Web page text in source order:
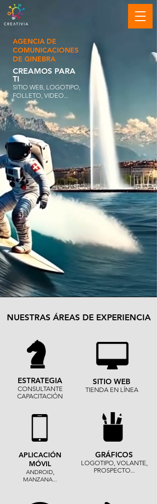
AGENCIA DE
COMUNICACIONES
DE GINEBRA
CREAMOS PARA
TI
SITIO WEB, LOGOTIPO,
FOLLETO, VIDEO...
NUESTRAS ÁREAS DE EXPERIENCIA
ESTRATEGIA
CONSULTANTE
CAPACITACIÓN
SITIO WEB
TIENDA EN LÍNEA
APLICACIÓN
MÓVIL
ANDROID,
MANZANA...
GRÁFICOS
LOGOTIPO, VOLANTE,
PROSPECTO...